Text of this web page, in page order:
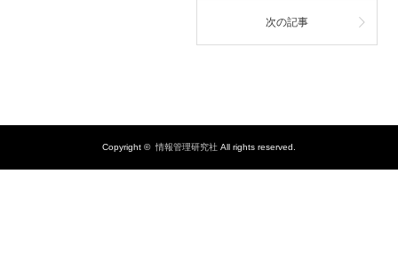
次の記事
Copyright © 情報管理研究社 All rights reserved.